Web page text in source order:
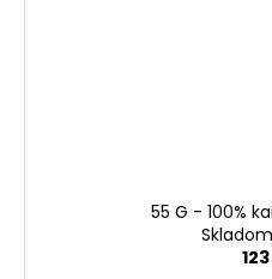
55 G - 100%
Skladom